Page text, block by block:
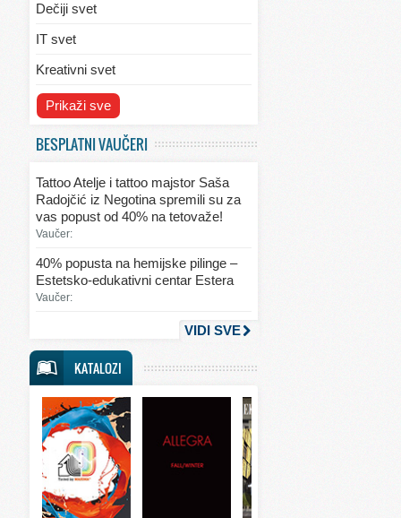
Dečiji svet
IT svet
Kreativni svet
Svet ekologije
Svet kulinarstva
Svet lepote
Svet mode
Svet sporta
Svet tehnike
Svet ugostiteljstva
Svet zabave i umetnosti
Svet zanimljivosti
Prikaži sve
BESPLATNI VAUČERI
Tattoo Atelje i tattoo majstor Saša
Radojčić iz Negotina spremili su za
vas popust od 40% na tetovaže!
Vaučer:
40% popusta na hemijske pilinge –
Estetsko-edukativni centar Estera
Vaučer:
VIDI SVE
KATALOZI